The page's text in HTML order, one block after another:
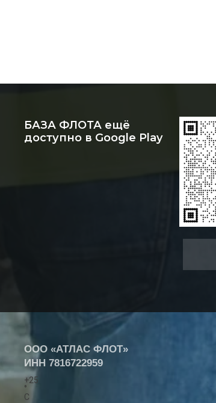
БАЗА ФЛОТА ещё
доступно в Google Play
ООО «АТЛАС ФЛОТ»
ИНН 7816722959
+25
°
C